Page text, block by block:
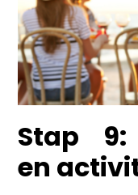
Stap 9:
en